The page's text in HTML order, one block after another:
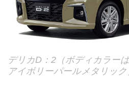
デリカD：2（ボディカラー
アイボリーパールメタリック